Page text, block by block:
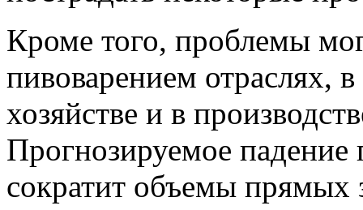
Кроме того, проблемы
пивоварением отраслях,
хозяйстве и в
Прогнозируемое падение
сократит объемы прямых